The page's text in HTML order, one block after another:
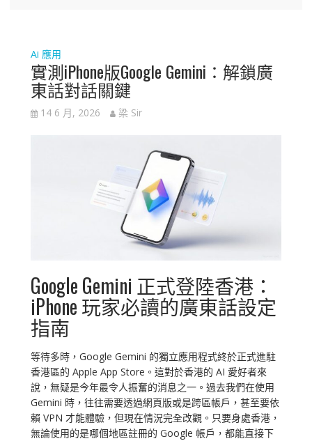
Ai 應用
實測iPhone版Google Gemini：解鎖廣
東話對話關鍵
14 6 月, 2026 梁 Sir
Google Gemini 正式登陸香港：
iPhone 玩家必讀的廣東話設定
指南
等待多時，Google Gemini 的獨立應用程式終於正式進駐
香港區的 Apple App Store。這對於香港的 AI 愛好者來
說，無疑是今年最令人振奮的消息之一。過去我們在使用
Gemini 時，往往需要透過網頁版或是跨區帳戶，甚至要依
賴 VPN 才能體驗，但現在情況完全改觀。只要身處香港，
無論使用的是哪個地區註冊的 Google 帳戶，都能直接下